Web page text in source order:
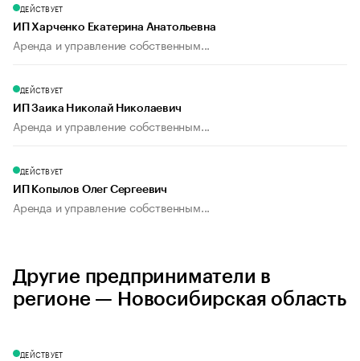
ДЕЙСТВУЕТ
ИП Харченко Екатерина Анатольевна
Аренда и управление собственным...
ДЕЙСТВУЕТ
ИП Заика Николай Николаевич
Аренда и управление собственным...
ДЕЙСТВУЕТ
ИП Копылов Олег Сергеевич
Аренда и управление собственным...
Другие предприниматели в
регионе — Новосибирская область
ДЕЙСТВУЕТ